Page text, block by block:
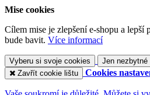
Mise cookies
Cílem mise je zlepšení e-shopu a
bude bavit. Více informací
Vyberu si svoje cookies Jen nezbytné
Zavřít cookie lištu
Cookies